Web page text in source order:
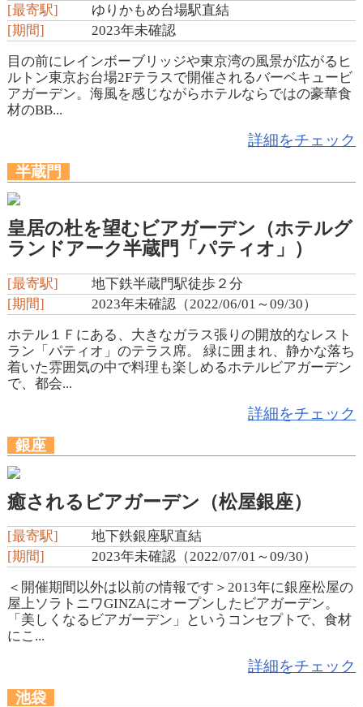
[最寄駅]
ゆりかもめ台場駅直結
[期間]
2023年未確認
目の前にレインボーブリッジや東京湾の風景が広がるヒ
ルトン東京お台場2Fテラスで開催されるバーベキュービ
アガーデン。海風を感じながらホテルならではの豪華食
材のBB...
詳細をチェック
半蔵門
皇居の杜を望むビアガーデン（ホテルグ
ランドアーク半蔵門「パティオ」）
[最寄駅]
地下鉄半蔵門駅徒歩２分
[期間]
2023年未確認（2022/06/01～09/30）
ホテル１Ｆにある、大きなガラス張りの開放的なレスト
ラン「パティオ」のテラス席。 緑に囲まれ、静かな落ち
着いた雰囲気の中で料理も楽しめるホテルビアガーデン
で、都会...
詳細をチェック
銀座
癒されるビアガーデン（松屋銀座）
[最寄駅]
地下鉄銀座駅直結
[期間]
2023年未確認（2022/07/01～09/30）
＜開催期間以外は以前の情報です＞2013年に銀座松屋の
屋上ソラトニワGINZAにオープンしたビアガーデン。
「美しくなるビアガーデン」というコンセプトで、食材
にこ...
詳細をチェック
池袋